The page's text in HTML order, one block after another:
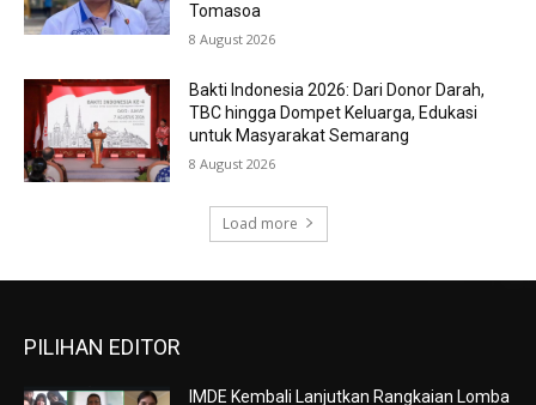
Tomasoa
8 August 2026
Bakti Indonesia 2026: Dari Donor Darah,
TBC hingga Dompet Keluarga, Edukasi
untuk Masyarakat Semarang
8 August 2026
Load more
PILIHAN EDITOR
IMDE Kembali Lanjutkan Rangkaian Lomba